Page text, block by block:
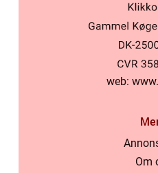
web:
Om